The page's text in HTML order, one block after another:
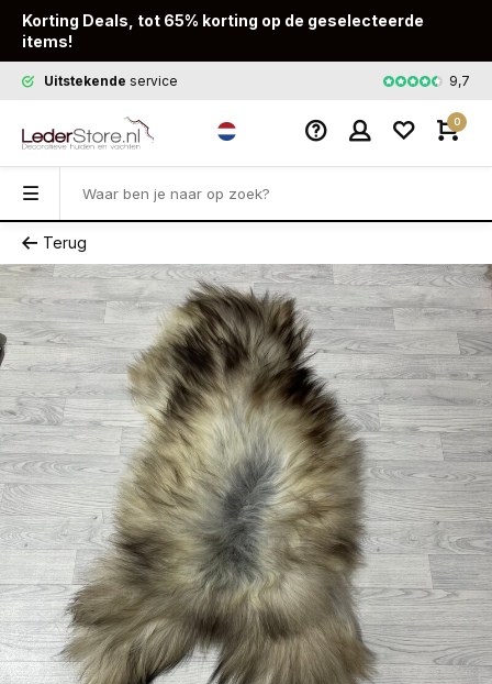
Korting Deals, tot 65% korting op de geselecteerde
items!
Uitstekende service Snelle9,7
0
Terug